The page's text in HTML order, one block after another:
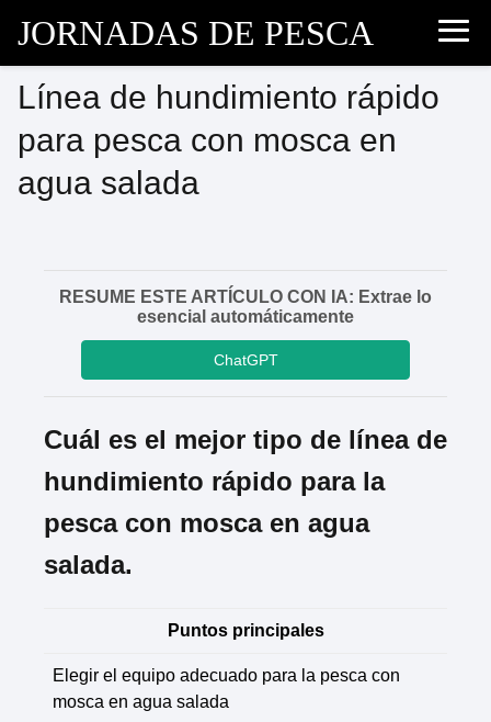
JORNADAS DE PESCA
Línea de hundimiento rápido
para pesca con mosca en
agua salada
RESUME ESTE ARTÍCULO CON IA: Extrae lo
esencial automáticamente
ChatGPT
Cuál es el mejor tipo de línea de
hundimiento rápido para la
pesca con mosca en agua
salada.
Puntos principales
Elegir el equipo adecuado para la pesca con
mosca en agua salada